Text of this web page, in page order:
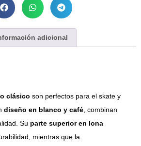
adicional
clásico son perfectos para el skate y
diseño en blanco y café , combinan
Su parte superior en lona
mientras que la